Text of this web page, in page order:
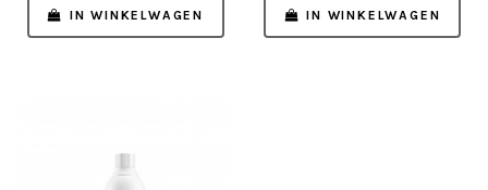
IN WINKELWAGEN IN WINKELWAGEN